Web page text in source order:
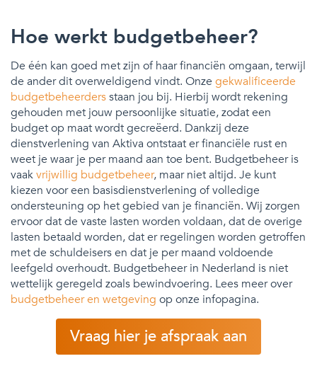
Hoe werkt budgetbeheer?
De één kan goed met zijn of haar financiën omgaan, terwijl
de ander dit overweldigend vindt. Onze gekwalificeerde
budgetbeheerdersstaan jou bij. Hierbij wordt rekening
gehouden met jouw persoonlijke situatie, zodat een
budget op maat wordt gecreëerd. Dankzij deze
dienstverlening van Aktiva ontstaat er financiële rust en
weet je waar je per maand aan toe bent. Budgetbeheer is
vaakvrijwillig budgetbeheer, maar niet altijd. Je kunt
kiezen voor een basisdienstverlening of volledige
ondersteuning op het gebied van je financiën. Wij zorgen
ervoor dat de vaste lasten worden voldaan, dat de overige
lasten betaald worden, dat er regelingen worden getroffen
met de schuldeisers en dat je per maand voldoende
leefgeld overhoudt. Budgetbeheer in Nederland is niet
wettelijk geregeld zoals bewindvoering. Lees meer over
budgetbeheer en wetgeving op onze infopagina.
Vraag hier je afspraak aan